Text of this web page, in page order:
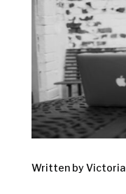
Written by Victoria